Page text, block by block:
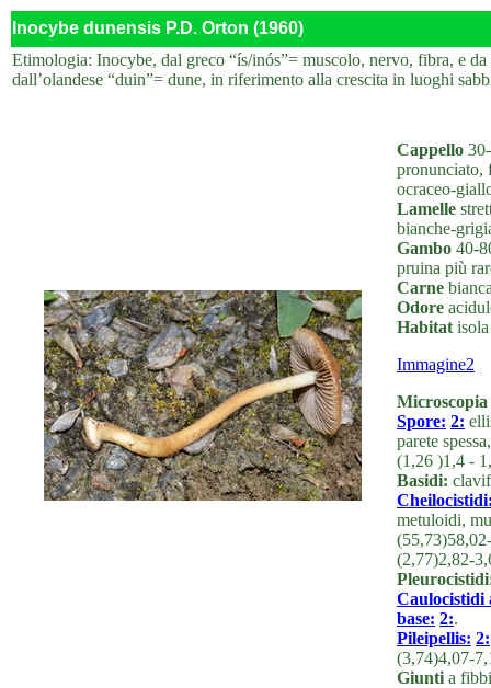
Inocybe dunensis P.D. Orton (1960)
Etimologia: Inocybe, dal greco “ís/inós”= muscolo, nervo, fibra, e
dall’olandese “duin”= dune, in riferimento alla crescita in luoghi
Cappello
pronunciato,
ocraceo-
Lamelle
bianche-
Gambo 40-
pruina più
Carne
Odore
Habitat
Immagine2
Microscopia
Spore: 2:
parete
(1,26 )1,4 -
Basidi:
metuloidi,
(2,77)2,82-
Caulocistidi
base: 2:.
Pileipellis: 2:
(3,74)4,07-
Giunti a